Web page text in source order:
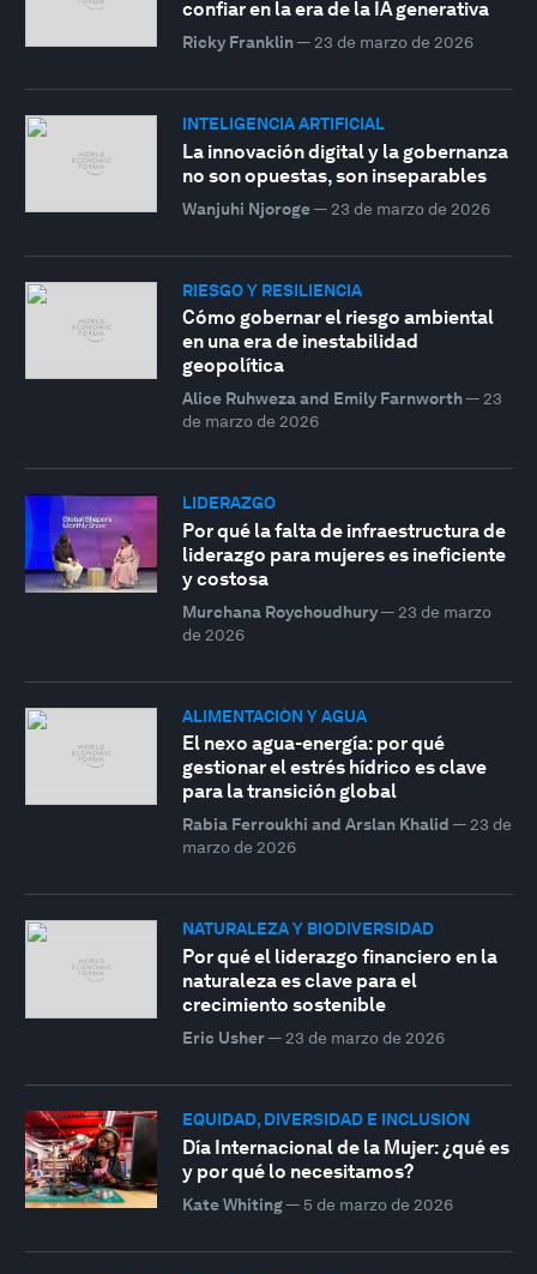
confiar en la era de la IA generativa
Ricky Franklin— 23 de marzo de 2026
INTELIGENCIA ARTIFICIAL
La innovación digital y la gobernanza
no son opuestas, son inseparables
Wanjuhi Njoroge— 23 de marzo de 2026
RIESGO Y RESILIENCIA
Cómo gobernar el riesgo ambiental
en una era de inestabilidad
geopolítica
Alice Ruhweza and Emily Farnworth— 23
de marzo de 2026
LIDERAZGO
Por qué la falta de infraestructura de
liderazgo para mujeres es ineficiente
y costosa
Murchana Roychoudhury— 23 de marzo
de 2026
ALIMENTACIÓN Y AGUA
El nexo agua-energía: por qué
gestionar el estrés hídrico es clave
para la transición global
Rabia Ferroukhi and Arslan Khalid — 23 de
marzo de 2026
NATURALEZA Y BIODIVERSIDAD
Por qué el liderazgo financiero en la
naturaleza es clave para el
crecimiento sostenible
Eric Usher— 23 de marzo de 2026
EQUIDAD, DIVERSIDAD E INCLUSIÓN
Día Internacional de la Mujer: ¿qué es
y por qué lo necesitamos?
Kate Whiting— 5 de marzo de 2026